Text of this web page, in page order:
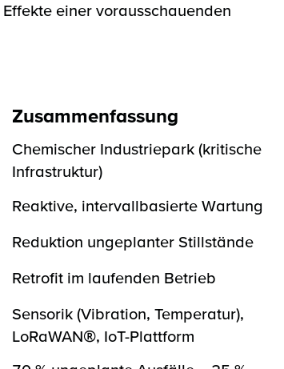
einer vorausschauenden
Zusammenfassung
Chemischer Industriepark (kritische
Infrastruktur)
Reaktive, intervallbasierte Wartung
Reduktion ungeplanter Stillstände
Retrofit im laufenden Betrieb
Sensorik (Vibration, Temperatur),
LoRaWAN®, IoT-Plattform